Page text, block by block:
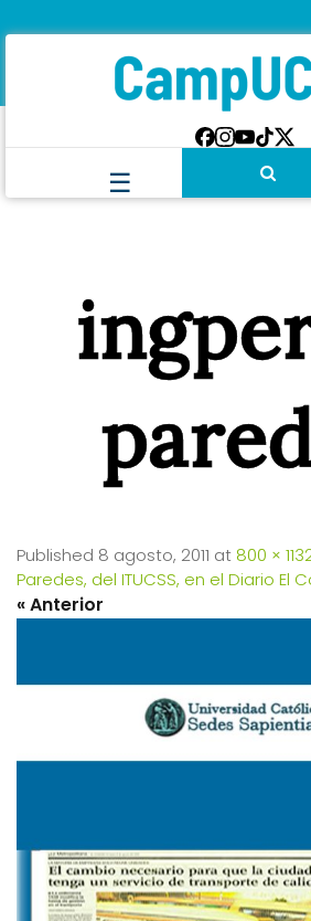
Published 8 agosto, 2011 at 800 ×
Paredes, del ITUCSS, en el Diario El